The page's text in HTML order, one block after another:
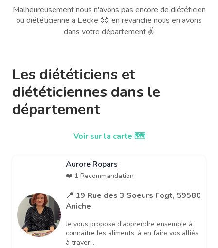
Malheureusement nous n'avons pas encore de diététicien
ou diététicienne à Eecke 🥺, en revanche nous en avons
dans votre département ✌️
Les diététiciens et
diététiciennes dans le
département
Voir sur la carte 🗺️
Aurore Ropars
❤️ 1 Recommandation
📍 19 Rue des 3 Soeurs Fogt, 59580
Aniche
Je vous propose d’apprendre ensemble à
connaître les aliments, à en faire vos alliés
à traver...